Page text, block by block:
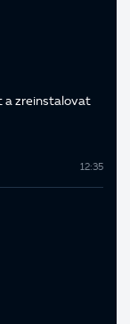
a zreinstalovat
12:35